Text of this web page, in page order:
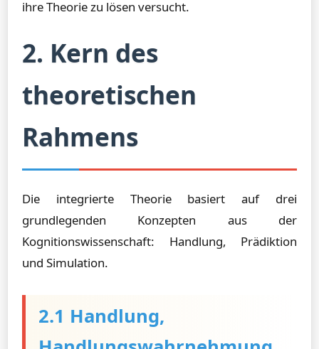
ihre Theorie zu lösen versucht.
2. Kern des
theoretischen
Rahmens
Die integrierte Theorie basiert auf drei
grundlegenden Konzepten aus der
Kognitionswissenschaft: Handlung, Prädiktion
und Simulation.
2.1 Handlung,